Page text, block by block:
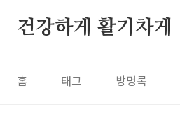
건강하게 활기차게
홈 태그 방명록